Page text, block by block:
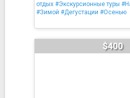
отдых #Экскурсионные туры
#Зимой #Дегустации #Осенью
$400